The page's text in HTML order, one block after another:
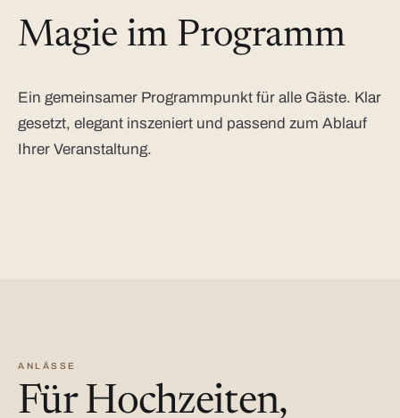
Magie im Programm
Ein gemeinsamer Programmpunkt für alle Gäste. Klar
gesetzt, elegant inszeniert und passend zum Ablauf
Ihrer Veranstaltung.
ANLÄSSE
Für Hochzeiten,